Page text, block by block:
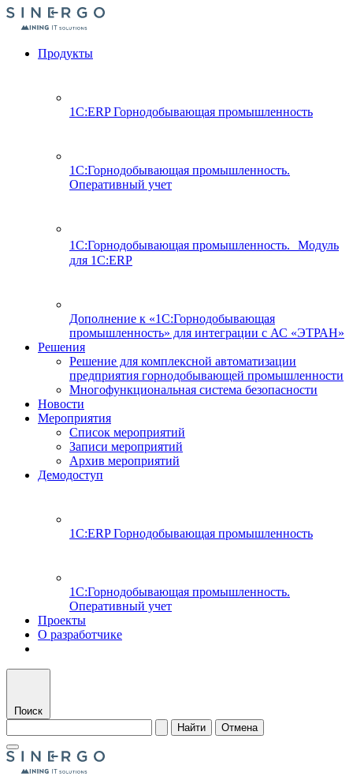
Продукты
1С:ERP Горнодобывающая промышленность
1С:Горнодобывающая промышленность.
Оперативный учет
1С:Горнодобывающая промышленность. Модуль
для 1С:ERP
Дополнение к «1С:Горнодобывающая
промышленность» для интеграции с АС «ЭТРАН»
Решения
Решение для комплексной автоматизации
предприятия горнодобывающей промышленности
Многофункциональная система безопасности
Новости
Мероприятия
Список мероприятий
Записи мероприятий
Архив мероприятий
Демодоступ
1С:ERP Горнодобывающая промышленность
1С:Горнодобывающая промышленность.
Оперативный учет
Проекты
О разработчике
Поиск
Найти
Отмена